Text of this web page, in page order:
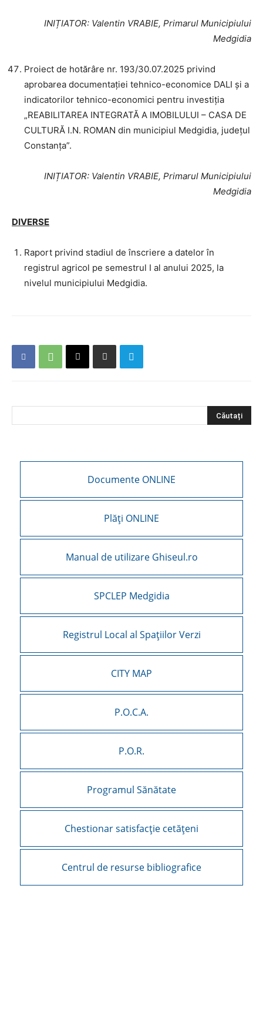
INIȚIATOR: Valentin VRABIE, Primarul Municipiului
Medgidia
Proiect de hotărâre nr. 193/30.07.2025 privind
aprobarea documentației tehnico-economice DALI și a
indicatorilor tehnico-economici pentru investiția
„REABILITAREA INTEGRATĂ A IMOBILULUI – CASA DE
CULTURĂ I.N. ROMAN din municipiul Medgidia, județul
Constanța”.
INIȚIATOR: Valentin VRABIE, Primarul Municipiului
Medgidia
DIVERSE
Raport privind stadiul de înscriere a datelor în
registrul agricol pe semestrul I al anului 2025, la
nivelul municipiului Medgidia.
Documente ONLINE
Plăți ONLINE
Manual de utilizare Ghiseul.ro
SPCLEP Medgidia
Registrul Local al Spațiilor Verzi
CITY MAP
P.O.C.A.
P.O.R.
Programul Sănătate
Chestionar satisfacție cetățeni
Centrul de resurse bibliografice